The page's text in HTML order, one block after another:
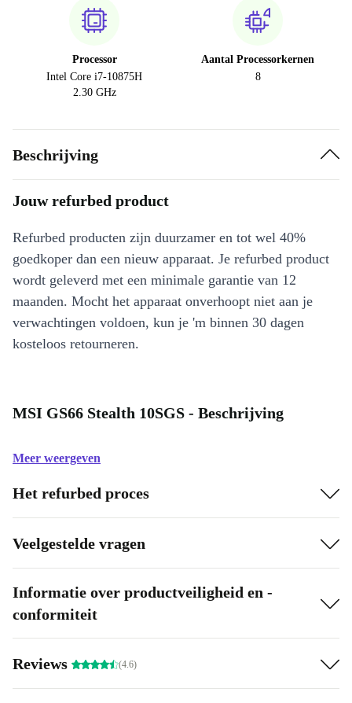
Processor
Intel Core i7-10875H
2.30 GHz
Aantal Processorkernen
8
Beschrijving
Jouw refurbed product
Refurbed producten zijn duurzamer en tot wel 40%
goedkoper dan een nieuw apparaat. Je refurbed product
wordt geleverd met een minimale garantie van 12
maanden. Mocht het apparaat onverhoopt niet aan je
verwachtingen voldoen, kun je 'm binnen 30 dagen
kosteloos retourneren.
MSI GS66 Stealth 10SGS - Beschrijving
Meer weergeven
Het refurbed proces
Veelgestelde vragen
Informatie over productveiligheid en -
conformiteit
Reviews (4.6)